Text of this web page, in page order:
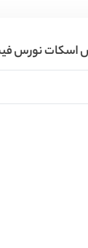
اسکات نورس